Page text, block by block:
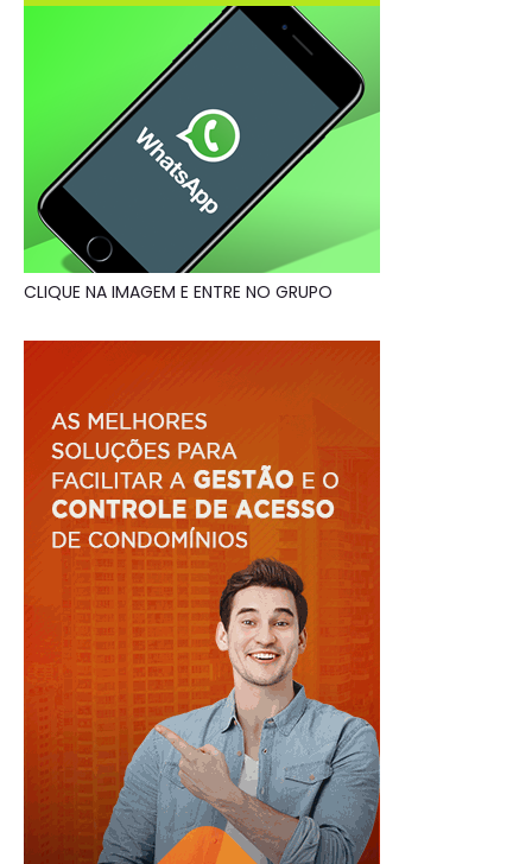
CLIQUE NA IMAGEM E ENTRE NO GRUPO